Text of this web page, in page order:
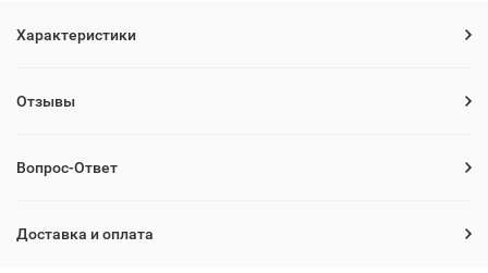
Характеристики
Отзывы
Вопрос-Ответ
Доставка и оплата